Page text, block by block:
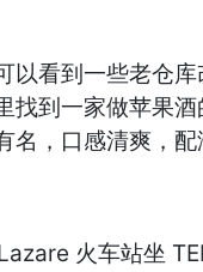
以看到一些老仓
找到一家做苹果
名，口感清爽，配
火车站坐